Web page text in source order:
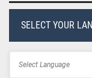
SELECT YOUR